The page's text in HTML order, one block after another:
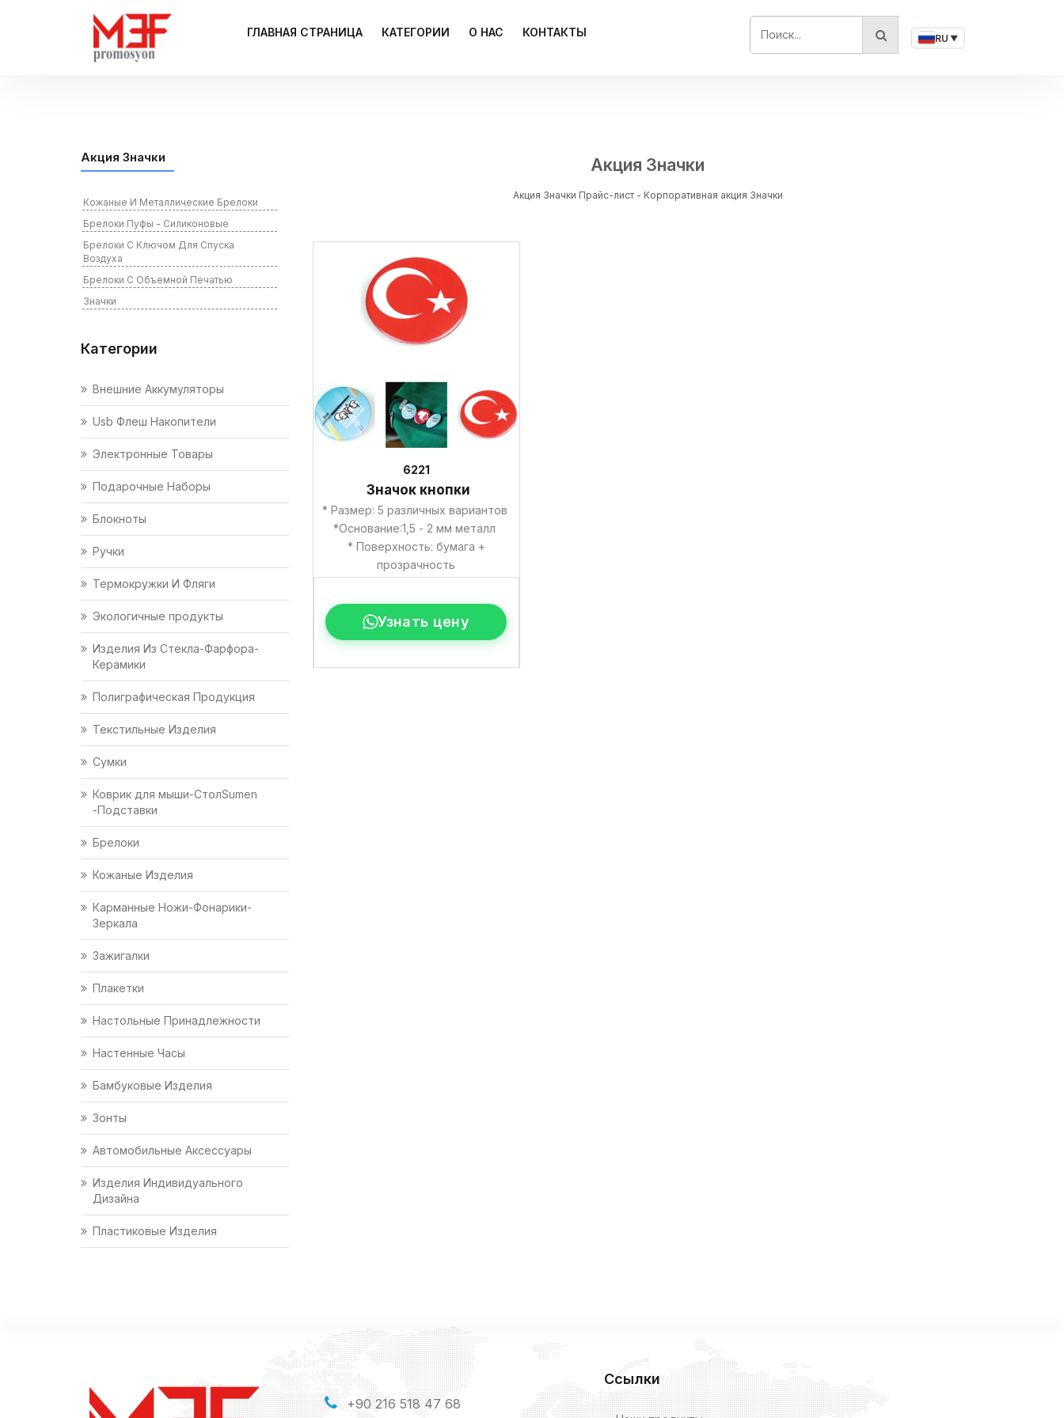
ГЛАВНАЯ СТРАНИЦА КАТЕГОРИИ О НАС КОНТАКТЫ
ПОИСК...
RU ▼
Акция Значки
Кожаные И Металлические Брелоки
Брелоки Пуфы - Силиконовые
Брелоки С Ключом Для Спуска
Воздуха
Брелоки С Объемной Печатью
Значки
Категории
Внешние Аккумуляторы
Usb Флеш Накопители
Электронные Товары
Подарочные Наборы
Блокноты
Ручки
Термокружки И Фляги
Экологичные продукты
Изделия Из Стекла-Фарфора-
Керамики
Полиграфическая Продукция
Текстильные Изделия
Сумки
Коврик для мыши-СтолSumen
-Подставки
Брелоки
Кожаные Изделия
Карманные Ножи-Фонарики-
Зеркала
Зажигалки
Плакетки
Настольные Принадлежности
Настенные Часы
Бамбуковые Изделия
Зонты
Автомобильные Аксессуары
Изделия Индивидуального
Дизайна
Пластиковые Изделия
Акция Значки
Акция Значки Прайс-лист - Корпоративная акция Значки
6221
Значок кнопки
* Размер: 5 различных вариантов
*Основание:1,5 - 2 мм металл
* Поверхность: бумага +
прозрачность
Узнать цену
+90 216 518 47 68
Ссылки